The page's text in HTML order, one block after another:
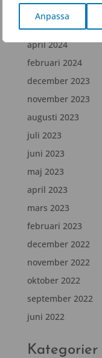
Anpassa
december 2024
juli 2024
april 2024
februari 2024
december 2023
november 2023
augusti 2023
juli 2023
juni 2023
maj 2023
april 2023
mars 2023
februari 2023
december 2022
november 2022
oktober 2022
september 2022
juni 2022
Kategorier